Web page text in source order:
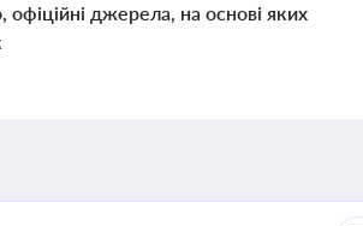
офіційні джерела, на основі яких